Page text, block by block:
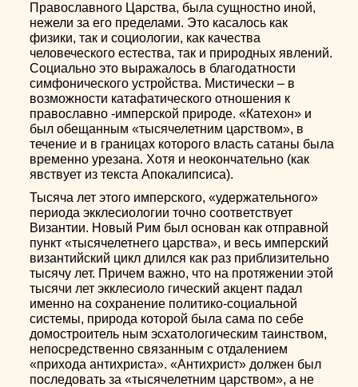
Православного Царства, была сущностно иной,
нежели за его пределами. Это касалось как
физики, так и социологии, как качества
человеческого естества, так и природных явлений.
Социально это выражалось в благодатности
симфонического устройства. Мистически – в
возможности катафатического отношения к
православно -имперской природе. «Катехон» и
был обещанным «тысячелетним царством», в
течение и в границах которого власть сатаны была
временно урезана. Хотя и неокончательно (как
явствует из текста Апокалипсиса).
Тысяча лет этого имперского, «удержательного»
периода экклесиологии точно соответствует
Византии. Новый Рим был основан как отправной
пункт «тысячелетнего царства», и весь имперский
византийский цикл длился как раз приблизительно
тысячу лет. Причем важно, что на протяжении этой
тысячи лет экклесиоло гический акцент падал
именно на сохранение политико-социальной
системы, природа которой была сама по себе
домостроитель ным эсхатологическим таинством,
непосредственно связанным с отдалением
«прихода антихриста». «Антихрист» должен был
последовать за «тысячелетним царством», а не